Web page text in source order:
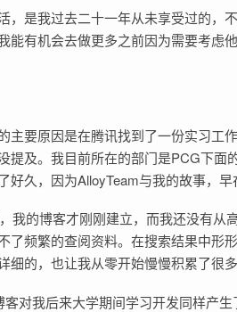
，是我过去二十一年从未享受过的，
能有机会去做更多之前因为需要考虑
主要原因是在腾讯找到了一份实习工
提及。我目前所在的部门是PCG下面
好久，因为AlloyTeam与我的故事，早
我的博客才刚刚建立，而我还没有
了频繁的查阅资料。在搜索结果中形
细的，也让我从零开始慢慢积累了很
客对我后来大学期间学习开发同样产